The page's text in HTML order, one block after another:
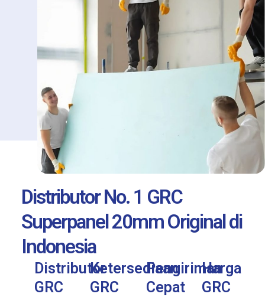
Distributor No. 1 GRC
Superpanel 20mm Original di
Indonesia
Distributor
GRC
Ketersediaan
GRC
Pengiriman
Cepat
Harga
GRC